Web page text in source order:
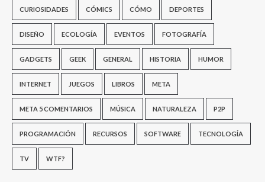
CURIOSIDADES CÓMICS CÓMO DEPORTES
DISEÑO ECOLOGÍA EVENTOS FOTOGRAFÍA
GADGETS GEEK GENERAL HISTORIA HUMOR
INTERNET JUEGOS LIBROS META
META 5 COMENTARIOS MÚSICA NATURALEZA P2P
PROGRAMACIÓN RECURSOS SOFTWARE TECNOLOGÍA
TV WTF?